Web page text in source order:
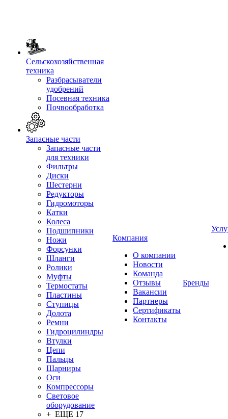
Сельскохозяйственная
техника
Разбрасыватели
удобрений
Посевная техника
Почвообработка
Запасные части
Запасные части
для техники
Фильтры
Диски
Шестерни
Редукторы
Гидромоторы
Катки
Колеса
Подшипники
Ножи
Форсунки
Шланги
Ролики
Муфты
Термостаты
Пластины
Ступицы
Долота
Ремни
Гидроцилиндры
Втулки
Цепи
Пальцы
Шарниры
Оси
Компрессоры
Световое
оборудование
+ ЕЩЕ 17
Компания
О компании
Новости
Команда
Отзывы
Вакансии
Партнеры
Сертификаты
Контакты
Бренды